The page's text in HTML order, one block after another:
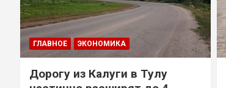
ГЛАВНОЕ ЭКОНОМИКА
Дорогу из Калуги в Тулу